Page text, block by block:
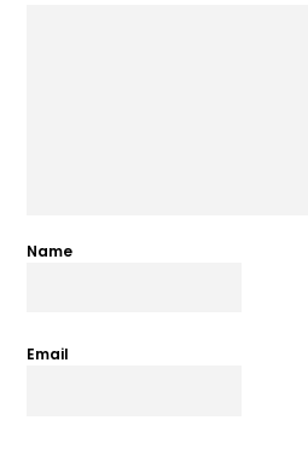
Name
Email